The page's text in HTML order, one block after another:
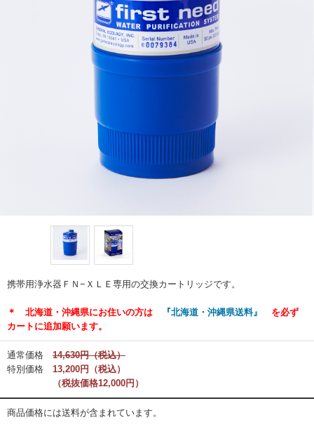
携帯用浄水器ＦＮ−ＸＬＥ専用の交換カートリッジです。
＊ 北海道・沖縄県にお住いの方は 『北海道・沖縄県送料』 を必ず
カートに追加願います。
通常価格
14,630円（税込）
特別価格
13,200円（税込）
（税抜価格12,000円）
商品価格には送料が含まれています。